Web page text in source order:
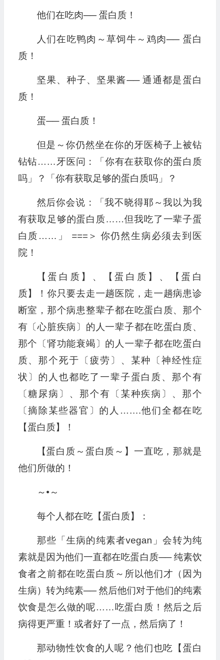
他们在吃肉── 蛋白质！
人们在吃鸭肉～草饲牛～鸡肉── 蛋白
质！
坚果、种子、坚果酱── 通通都是蛋白
质！
蛋── 蛋白质！
但是～你仍然坐在你的牙医椅子上被钻
钻钻……牙医问：「你有在获取你的蛋白质
吗」？「你有获取足够的蛋白质吗」？
然后你会说：「我不晓得耶～我以为我
有获取足够的蛋白质……但我吃了一辈子蛋
白质……」 ===＞ 你仍然生病必须去到医
院！
【蛋白质】、【蛋白质】、【蛋白
质】！你只要去走一趟医院，走一趟病患诊
断室，那个病患整辈子都在吃蛋白质、那个
有〔心脏疾病〕的人一辈子都在吃蛋白质、
那个〔肾功能衰竭〕的人一辈子都在吃蛋白
质、那个死于〔疲劳〕、某种〔神经性症
状〕的人也都吃了一辈子蛋白质、那个有
〔糖尿病〕、那个有〔某种疾病〕、那个
〔摘除某些器官〕的人…….他们全都在吃
【蛋白质】！
【蛋白质～蛋白质～】一直吃，那就是
他们所做的！
～•～
每个人都在吃【蛋白质】：
那些「生病的纯素者vegan」会转为纯
素就是因为他们一直都在吃蛋白质── 纯素饮
食者之前都在吃蛋白质～所以他们才（因为
生病）转为纯素── 然后他们对于他们的纯素
饮食是怎么做的呢……吃蛋白质！然后之后
病得更严重！或者好了一点，然后病了！
那动物性饮食的人呢？他们也吃【蛋白